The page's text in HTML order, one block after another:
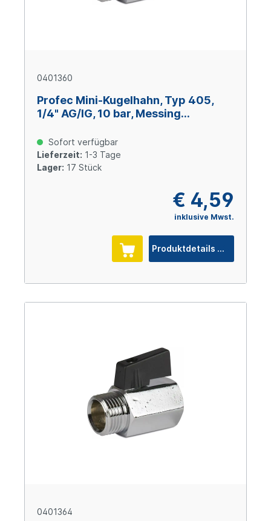
0401360
Profec Mini-Kugelhahn, Typ 405,
1/4" AG/IG, 10 bar, Messing
Sofort verfügbar
Lieferzeit: 1-3 Tage
Lager: 17 Stück
€ 4,59
inklusive Mwst.
Produktdetails
0401364